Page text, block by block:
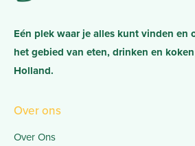
Eén plek waar je alles kunt vinden en
het gebied van eten, drinken en
Holland.
Over ons
Over Ons